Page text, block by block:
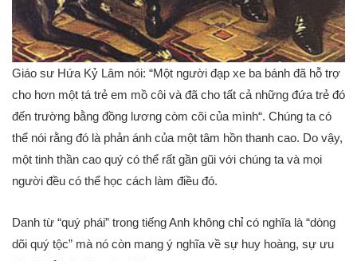
Giáo sư Hứa Kỷ Lâm nói: “Một người đạp xe ba bánh đã hỗ trợ
cho hơn một tá trẻ em mồ côi và đã cho tất cả những đứa trẻ đó
đến trường bằng đồng lương còm cõi của mình“. Chúng ta có
thể nói rằng đó là phản ánh của một tâm hồn thanh cao. Do vậy,
một tinh thần cao quý có thể rất gần gũi với chúng ta và mọi
người đều có thể học cách làm điều đó.
Danh từ “quý phái” trong tiếng Anh không chỉ có nghĩa là “dòng
dõi quý tộc” mà nó còn mang ý nghĩa về sự huy hoàng, sự ưu